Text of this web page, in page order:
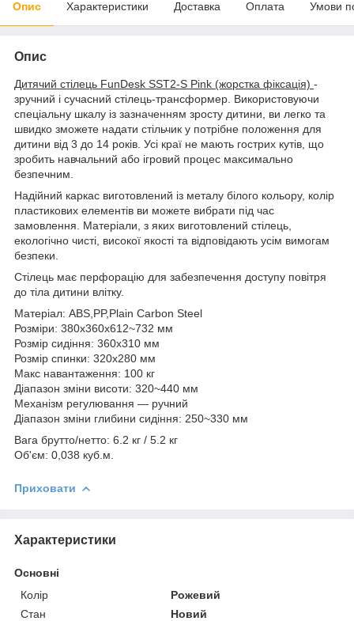
Опис Характеристики Доставка Оплата Умови
Опис
Дитячий стілець FunDesk SST2-S Pink (жорстка фіксація) -
зручний і сучасний стілець-трансформер. Використовуючи
спеціальну шкалу із зазначенням зросту дитини, ви легко та
швидко зможете надати стільчик у потрібне положення для
дитини від 3 до 14 років. Усі краї не мають гострих кутів, що
зробить навчальний або ігровий процес максимально
безпечним.
Надійний каркас виготовлений із металу білого кольору, колір
пластикових елементів ви можете вибрати під час
замовлення. Матеріали, з яких виготовлений стілець,
екологічно чисті, високої якості та відповідають усім вимогам
безпеки.
Стілець має перфорацію для забезпечення доступу повітря
до тіла дитини влітку.
Матеріал: ABS,PP,Plain Carbon Steel
Розміри: 380x360x612~732 мм
Розмір сидіння: 360x310 мм
Розмір спинки: 320x280 мм
Макс навантаження: 100 кг
Діапазон зміни висоти: 320~440 мм
Механізм регулювання — ручний
Діапазон зміни глибини сидіння: 250~330 мм
Вага брутто/нетто: 6.2 кг / 5.2 кг
Об'єм: 0,038 куб.м.
Приховати
Характеристики
Основні
Колір
Рожевий
Стан
Новий